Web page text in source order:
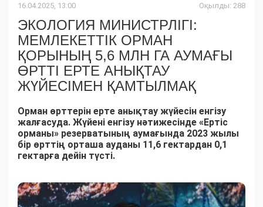
16.04.2025, 13:00 Оқылды: 288
ЭКОЛОГИЯ МИНИСТРЛІГІ:
МЕМЛЕКЕТТІК ОРМАН
ҚОРЫНЫҢ 5,6 МЛН ГА АУМАҒЫ
ӨРТТІ ЕРТЕ АНЫҚТАУ
ЖҮЙЕСІМЕН ҚАМТЫЛМАҚ
Орман өрттерін ерте анықтау жүйесін енгізу
жалғасуда. Жүйені енгізу нәтижесінде «Ертіс
орманы» резерватының аумағында 2023 жылы
бір өрттің орташа ауданы 11,6 гектардан 0,1
гектарға дейін түсті.